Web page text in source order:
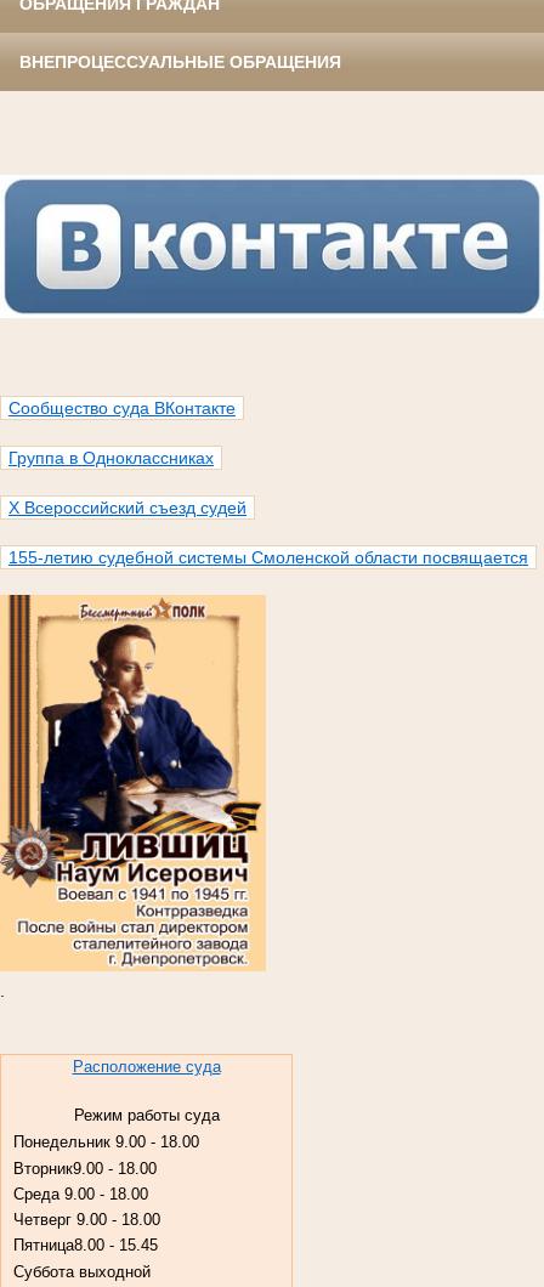
ВНЕПРОЦЕССУАЛЬНЫЕ ОБРАЩЕНИЯ
Сообщество суда ВКонтакте
Группа в Одноклассниках
X Всероссийский съезд судей
155-летию судебной системы Смоленской области посвящается
Расположение суда
Режим работы суда
Понедельник 9.00 - 18.00
Вторник9.00 - 18.00
Среда 9.00 - 18.00
Четверг 9.00 - 18.00
Пятница8.00 - 15.45
Суббота выходной